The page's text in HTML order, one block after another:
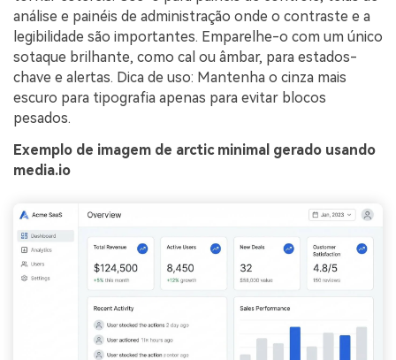
análise e painéis de administração onde o contraste e a
legibilidade são importantes. Emparelhe-o com um único
sotaque brilhante, como cal ou âmbar, para estados-
chave e alertas. Dica de uso: Mantenha o cinza mais
escuro para tipografia apenas para evitar blocos
pesados.
Exemplo de imagem de arctic minimal gerado usando
media.io